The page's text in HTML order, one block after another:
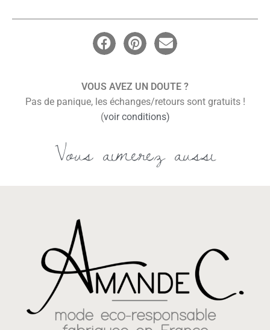
VOUS AVEZ UN DOUTE ?
Pas de panique, les échanges/retours sont gratuits !
(voir conditions)
Vous aimerez aussi